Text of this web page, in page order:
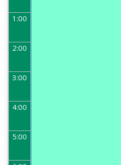
1:00
2:00
3:00
4:00
5:00